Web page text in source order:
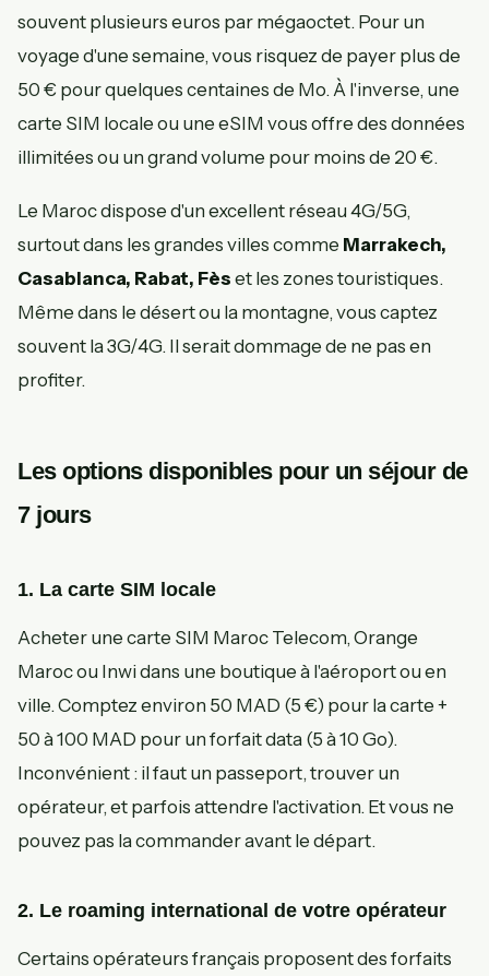
souvent plusieurs euros par mégaoctet. Pour un
voyage d'une semaine, vous risquez de payer plus de
50 € pour quelques centaines de Mo. À l'inverse, une
carte SIM locale ou une eSIM vous offre des données
illimitées ou un grand volume pour moins de 20 €.
Le Maroc dispose d'un excellent réseau 4G/5G,
surtout dans les grandes villes comme Marrakech,
Casablanca, Rabat, Fès et les zones touristiques.
Même dans le désert ou la montagne, vous captez
souvent la 3G/4G. Il serait dommage de ne pas en
profiter.
Les options disponibles pour un séjour de
7 jours
1. La carte SIM locale
Acheter une carte SIM Maroc Telecom, Orange
Maroc ou Inwi dans une boutique à l'aéroport ou en
ville. Comptez environ 50 MAD (5 €) pour la carte +
50 à 100 MAD pour un forfait data (5 à 10 Go).
Inconvénient : il faut un passeport, trouver un
opérateur, et parfois attendre l'activation. Et vous ne
pouvez pas la commander avant le départ.
2. Le roaming international de votre opérateur
Certains opérateurs français proposent des forfaits